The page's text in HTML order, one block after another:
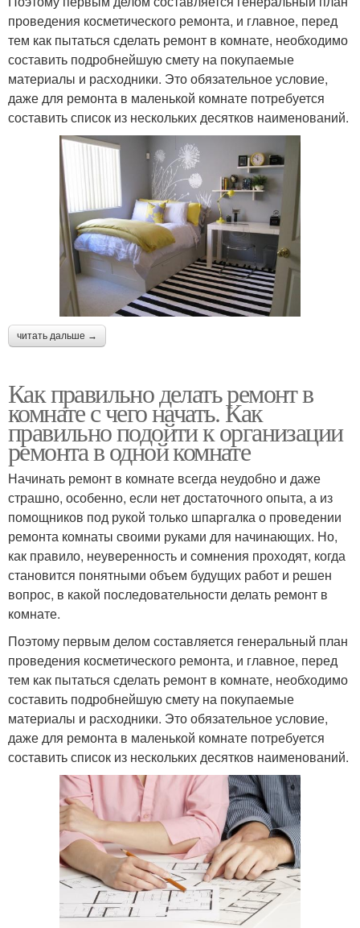
проведения косметического ремонта, и главное, перед
тем как пытаться сделать ремонт в комнате, необходимо
составить подробнейшую смету на покупаемые
материалы и расходники. Это обязательное условие,
даже для ремонта в маленькой комнате потребуется
составить список из нескольких десятков наименований.
читать дальше →
Как правильно делать ремонт в
комнате с чего начать. Как
правильно подойти к организации
ремонта в одной комнате
Начинать ремонт в комнате всегда неудобно и даже
страшно, особенно, если нет достаточного опыта, а из
помощников под рукой только шпаргалка о проведении
ремонта комнаты своими руками для начинающих. Но,
как правило, неуверенность и сомнения проходят, когда
становится понятными объем будущих работ и решен
вопрос, в какой последовательности делать ремонт в
комнате.
Поэтому первым делом составляется генеральный план
проведения косметического ремонта, и главное, перед
тем как пытаться сделать ремонт в комнате, необходимо
составить подробнейшую смету на покупаемые
материалы и расходники. Это обязательное условие,
даже для ремонта в маленькой комнате потребуется
составить список из нескольких десятков наименований.